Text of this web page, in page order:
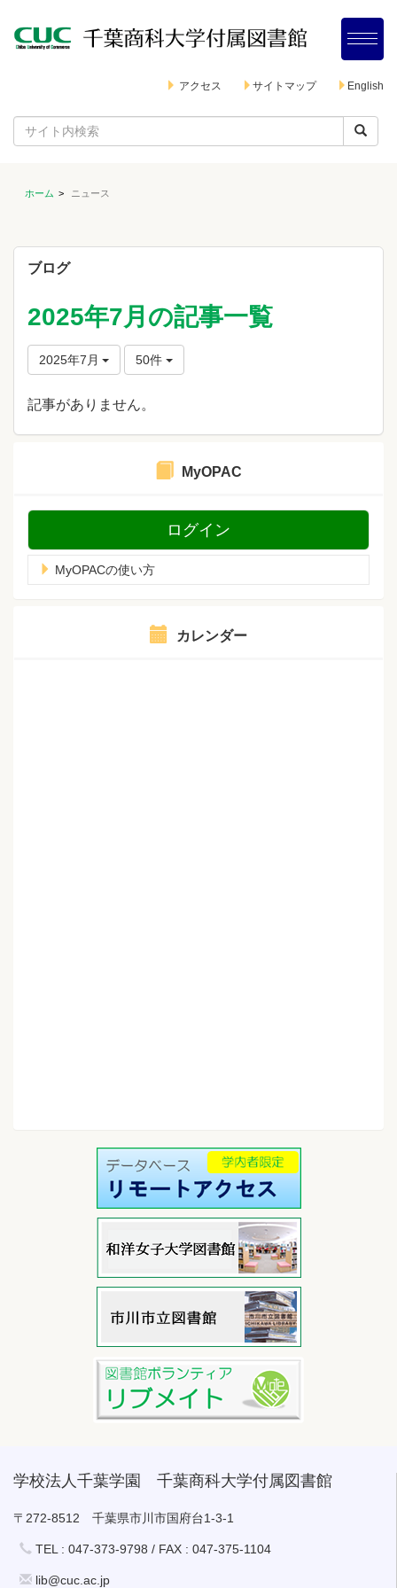
アクセス サイトマップ English
ホーム ニュース
ブログ
2025年7月の記事一覧
2025年7月 50件
記事がありません。
MyOPAC
ログイン
MyOPACの使い方
カレンダー
学校法人千葉学園 千葉商科大学付属図書館
〒272-8512 千葉県市川市国府台1-3-1
TEL : 047-373-9798 / FAX : 047-375-1104
lib@cuc.ac.jp